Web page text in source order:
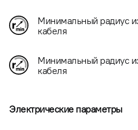
Минимальный радиус
кабеля
Минимальный радиус
кабеля
Электрические параметры